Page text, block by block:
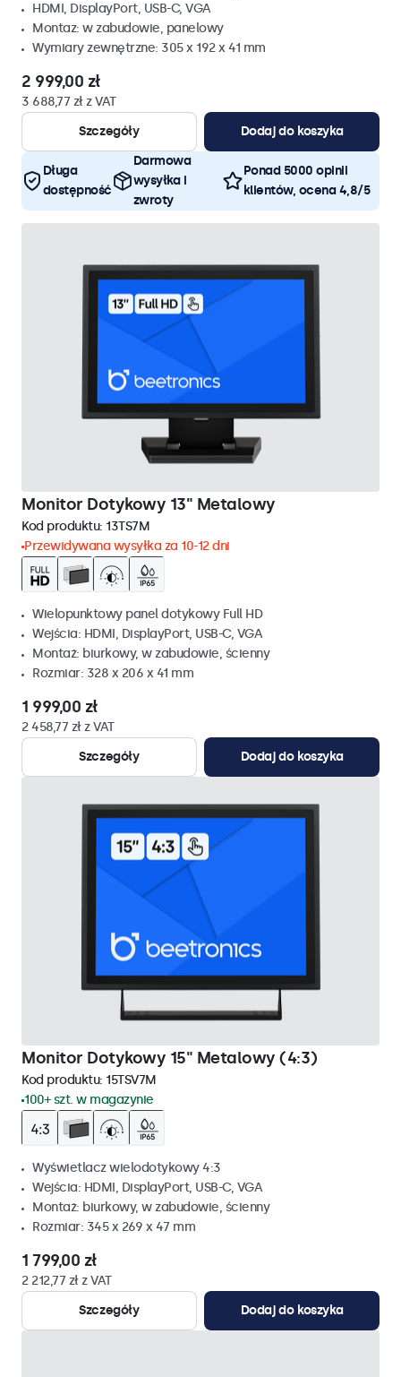
HDMI, DisplayPort, USB-C, VGA
Montaz: w zabudowie, panelowy
Wymiary zewnętrzne: 305 x 192 x 41 mm
2 999,00 zł
3 688,77 zł z VAT
Szczegóły
Dodaj do koszyka
Długa
dostępność
Darmowa
wysyłka i
zwroty
Ponad 5000 opinii
klientów, ocena 4,8/5
Monitor Dotykowy 13" Metalowy
Kod produktu: 13TS7M
Przewidywana wysyłka za 10-12 dni
Wielopunktowy panel dotykowy Full HD
Wejścia: HDMI, DisplayPort, USB-C, VGA
Montaż: biurkowy, w zabudowie, ścienny
Rozmiar: 328 x 206 x 41 mm
1 999,00 zł
2 458,77 zł z VAT
Szczegóły
Dodaj do koszyka
Monitor Dotykowy 15" Metalowy (4:3)
Kod produktu: 15TSV7M
100+ szt. w magazynie
Wyświetlacz wielodotykowy 4:3
Wejścia: HDMI, DisplayPort, USB-C, VGA
Montaż: biurkowy, w zabudowie, ścienny
Rozmiar: 345 x 269 x 47 mm
1 799,00 zł
2 212,77 zł z VAT
Szczegóły
Dodaj do koszyka